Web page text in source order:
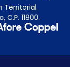
Territorial
11800.